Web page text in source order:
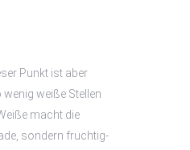
Punkt ist aber
weiße Stellen
macht die
sondern fruchtig-